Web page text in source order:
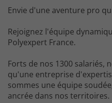
Envie d'une aventure pro
Rejoignez l'équipe
Polyexpert France.
Forts de nos 1300 salariés,
qu'une entreprise
sommes une équipe
ancrée dans nos territoires.